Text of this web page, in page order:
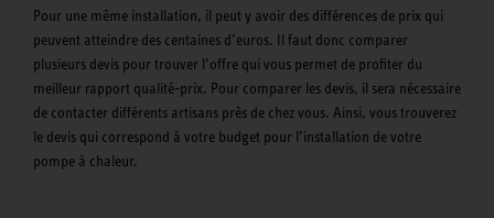
Pour une même installation, il peut y avoir des différences de prix qui
peuvent atteindre des centaines d’euros. Il faut donc comparer
plusieurs devis pour trouver l’offre qui vous permet de profiter du
meilleur rapport qualité-prix. Pour comparer les devis, il sera nécessaire
de contacter différents artisans près de chez vous. Ainsi, vous trouverez
le devis qui correspond à votre budget pour l’installation de votre
pompe à chaleur.